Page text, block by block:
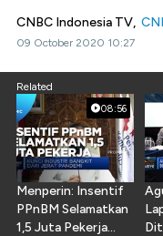
CNBC Indonesia TV,
09 October 2020 10:27
Related
08:56
Menperin: Insentif
PPnBM Selamatkan
1,5 Juta Pekerja